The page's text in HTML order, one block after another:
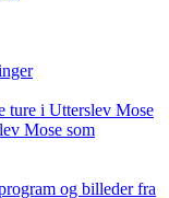
ture i Utterslev Mose
Mose som
og billeder fra